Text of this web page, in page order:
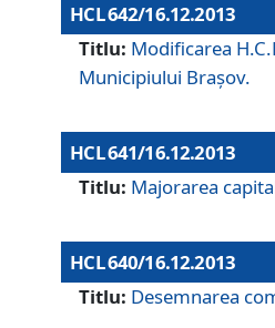
HCL 642/16.12.2013
Titlu: Modificarea
Municipiului Braşov.
HCL 641/16.12.2013
Titlu: Majorarea
HCL 640/16.12.2013
Titlu: Desemnarea